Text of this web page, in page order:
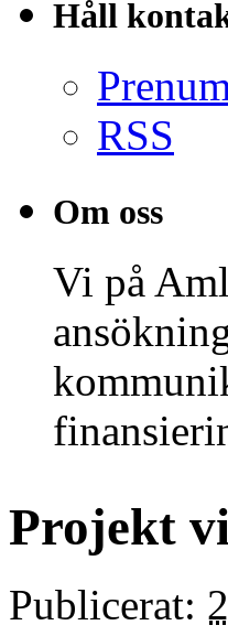
Håll
RSS
Om oss
Vi på
Projekt
Publicerat: